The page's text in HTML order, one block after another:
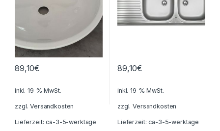
89,10€
inkl. 19 % MwSt.
zzgl.Versandkosten
Lieferzeit:ca-3-5-werktage
89,10€
inkl. 19 % MwSt.
zzgl.Versandkosten
Lieferzeit:ca-3-5-werktage